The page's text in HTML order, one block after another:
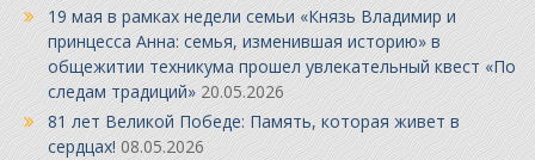
19 мая в рамках недели семьи «Князь Владимир и
принцесса Анна: семья, изменившая историю» в
общежитии техникума прошел увлекательный квест «По
следам традиций» 20.05.2026
81 лет Великой Победе: Память, которая живет в
сердцах! 08.05.2026